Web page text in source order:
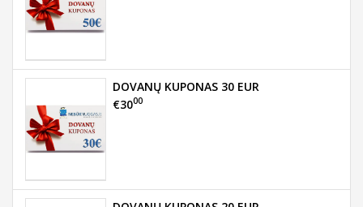
DOVANŲ KUPONAS 30 EUR
€3000